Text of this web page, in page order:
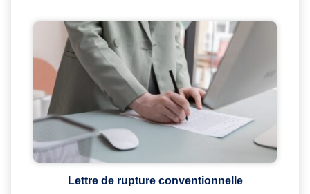
Lettre de rupture conventionnelle